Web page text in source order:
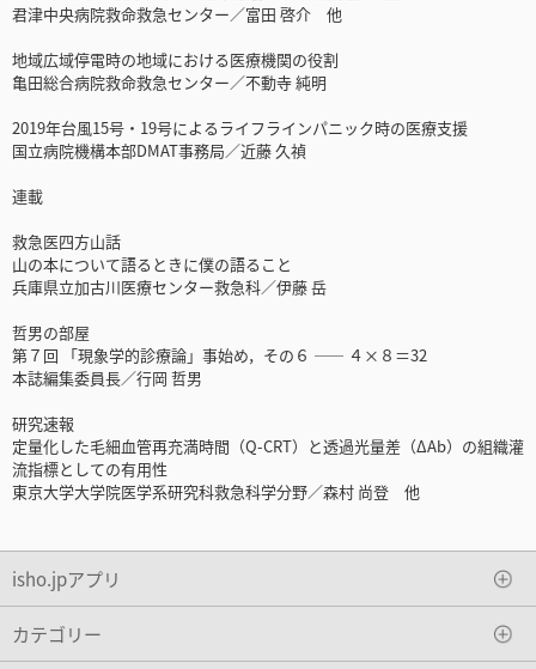
君津中央病院救命救急センター／富田 啓介 他
地域広域停電時の地域における医療機関の役割
亀田総合病院救命救急センター／不動寺 純明
2019年台風15号・19号によるライフラインパニック時の医療支援
国立病院機構本部DMAT事務局／近藤 久禎
連載
救急医四方山話
山の本について語るときに僕の語ること
兵庫県立加古川医療センター救急科／伊藤 岳
哲男の部屋
第７回 「現象学的診療論」事始め，その６ ―― ４×８＝32
本誌編集委員長／行岡 哲男
研究速報
定量化した毛細血管再充満時間（Q-CRT）と透過光量差（ΔAb）の組織灌
流指標としての有用性
東京大学大学院医学系研究科救急科学分野／森村 尚登 他
isho.jpアプリ
カテゴリー